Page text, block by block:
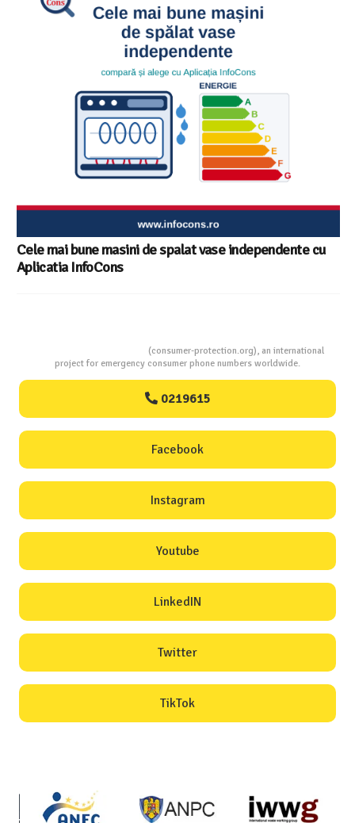
Cele mai bune masini de spalat vase independente cu
Aplicatia InfoCons
(consumer-protection.org), an international
project for emergency consumer phone numbers worldwide.
0219615
Facebook
Instagram
Youtube
LinkedIN
Twitter
TikTok